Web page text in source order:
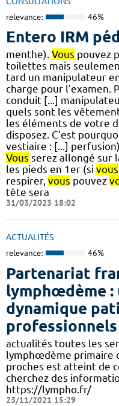
relevance: 46%
Entero IRM
menthe). Vous pouvez
toilettes mais
tard un manipulateur
charge pour l’examen.
conduit [...]
quels sont les
les éléments de votre
disposez. C’est
vestiaire : [...]
Vous serez allongé sur
les pieds en 1er (si vous
respirer, vous pouvez
tête sera
31/03/2023 18:02
ACTUALITÉS
relevance: 46%
Partenariat
lymphœdème :
dynamique
actualités toutes les
lymphœdème primaire
proches est atteint de
cherchez des
https://lympho.fr/
23/11/2021 15:29